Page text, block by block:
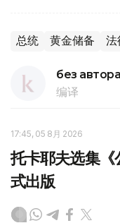
总统 黄金储备 法
без автора
编译
17:45, 05 8月 2026
托卡耶夫选集
式出版